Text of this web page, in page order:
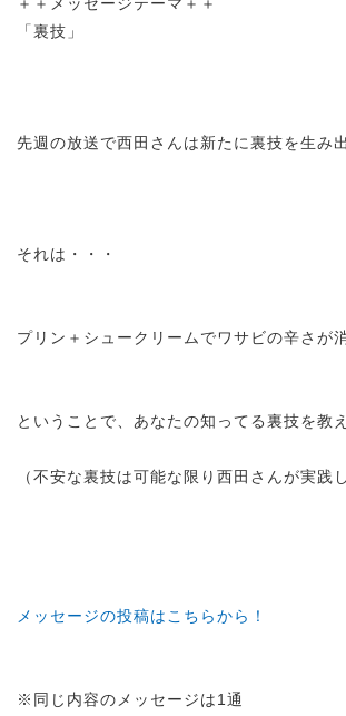
「裏技」
先週の放送で西田さんは新たに裏技を生み
それは・・・
プリン＋シュークリームでワサビの辛さが
ということで、あなたの知ってる裏技を教
（不安な裏技は可能な限り西田さんが実践
メッセージの投稿はこちらから！
※同じ内容のメッセージは1通